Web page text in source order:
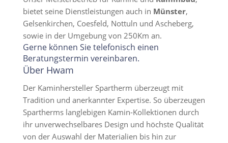
bietet seine Dienstleistungen auch in Münster,
Gelsenkirchen, Coesfeld, Nottuln und Ascheberg,
sowie in der Umgebung von 250Km an.
Gerne können Sie telefonisch einen
Beratungstermin vereinbaren.
Über Hwam
Der Kaminhersteller Spartherm überzeugt mit
Tradition und anerkannter Expertise. So überzeugen
Spartherms langlebigen Kamin-Kollektionen durch
ihr unverwechselbares Design und höchste Qualität
von der Auswahl der Materialien bis hin zur